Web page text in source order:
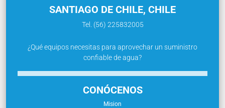
SANTIAGO DE CHILE, CHILE
Tel. (56) 225832005
¿Qué equipos necesitas para aprovechar un suministro
confiable de agua?
CONÓCENOS
Mision